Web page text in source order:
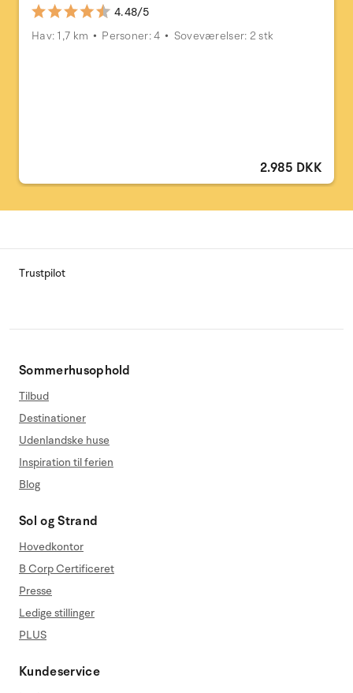
4.48/5
Hav: 1,7 km
Personer: 4 Soveværelser: 2 stk
2.985 DKK
Trustpilot
Sommerhusophold
Tilbud
Destinationer
Udenlandske huse
Inspiration til ferien
Blog
Sol og Strand
Hovedkontor
B Corp Certificeret
Presse
Ledige stillinger
PLUS
Kundeservice